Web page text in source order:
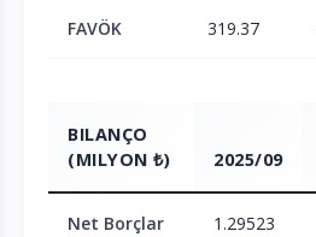
FAVÖK 319.37
BILANÇO
(MILYON ₺)
2025/09
Net Borçlar 1.29523